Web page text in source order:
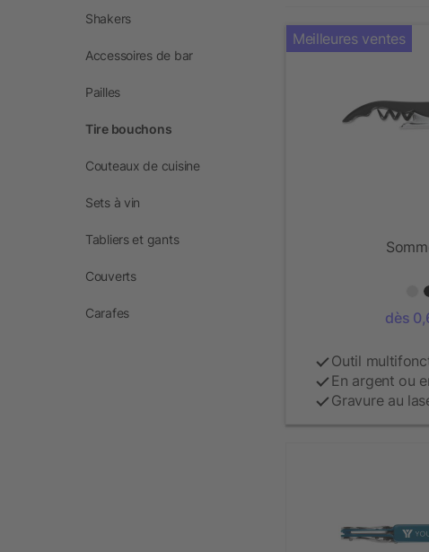
Meilleures ventes
dès
Outil
En argent ou
Gravure au
Shakers
Accessoires de bar
Pailles
Tire bouchons
Couteaux de cuisine
Sets à vin
Tabliers et gants
Couverts
Carafes